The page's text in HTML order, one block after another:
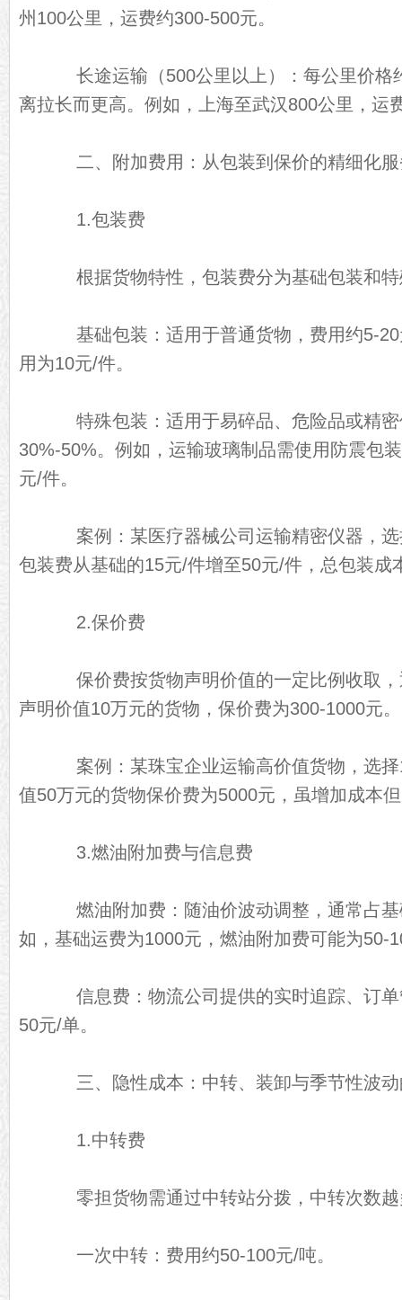
州100公里，运费约300-500元。
长途运输（500公里以上）：每公里价格
离拉长而更高。例如，上海至武汉800公里，运
二、附加费用：从包装到保价的精细化服
1.包装费
根据货物特性，包装费分为基础包装和特
基础包装：适用于普通货物，费用约5-20
用为10元/件。
特殊包装：适用于易碎品、危险品或精密
30%-50%。例如，运输玻璃制品需使用防震包
元/件。
案例：某医疗器械公司运输精密仪器，选
包装费从基础的15元/件增至50元/件，总包装成
2.保价费
保价费按货物声明价值的一定比例收取，
声明价值10万元的货物，保价费为300-1000元。
案例：某珠宝企业运输高价值货物，选择
值50万元的货物保价费为5000元，虽增加成本
3.燃油附加费与信息费
燃油附加费：随油价波动调整，通常占基
如，基础运费为1000元，燃油附加费可能为50-
信息费：物流公司提供的实时追踪、订单
50元/单。
三、隐性成本：中转、装卸与季节性波动
1.中转费
零担货物需通过中转站分拨，中转次数越
一次中转：费用约50-100元/吨。